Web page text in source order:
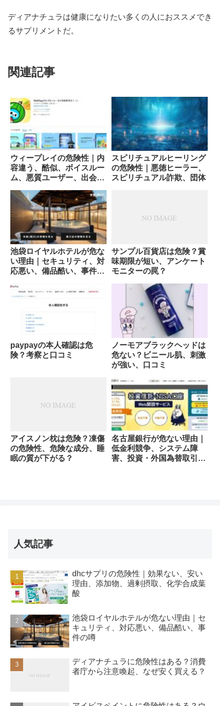
ディアナチュラは健康になりたい多くの人におススメでき
るサプリメントだ。
関連記事
ウィープレイの危険性｜内
容違う、酷似、ボイスルー
ム、悪質ユーザー、出会い
スピリチュアルヒーリング
の危険性｜悪徳ヒーラー、
スピリチュアル詐欺、団体
池袋ロイヤルホテルが危な
い理由｜セキュリティ、対
応悪い、備品酷い、事件の
サンプル百貨店は危険？賞
味期限が短い、アンケート
モニターの罠？
paypayの本人確認は危
険？考察と口コミ
ノーモアブラックヘッドは
危ない？ビニール肌、刺激
が強い、口コミ
アイスノン枕は危険？凍傷
の危険性、危険な成分、睡
眠の質が下がる？
名古屋銀行が危ない理由｜
低金利競争、システム障
害、投資・外国為替取引リ
人気記事
dhcサプリの危険性｜効果ない、安い
理由、添加物、過剰摂取、化学合成葉
酸
池袋ロイヤルホテルが危ない理由｜セ
キュリティ、対応悪い、備品酷い、事
件の噂
ディアナチュラに危険性はある？消費
者庁から注意喚起、なぜ安く買える？